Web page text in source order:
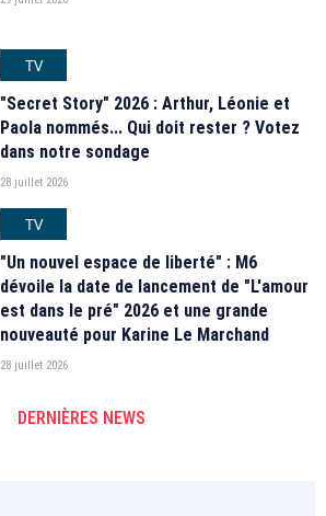
TV
"Secret Story" 2026 : Arthur, Léonie et
Paola nommés... Qui doit rester ? Votez
dans notre sondage
28 juillet 2026
TV
"Un nouvel espace de liberté" : M6
dévoile la date de lancement de "L'amour
est dans le pré" 2026 et une grande
nouveauté pour Karine Le Marchand
28 juillet 2026
DERNIÈRES NEWS